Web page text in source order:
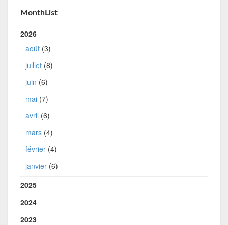
MonthList
2026
août (3)
juillet (8)
juin (6)
mai (7)
avril (6)
mars (4)
février (4)
janvier (6)
2025
2024
2023